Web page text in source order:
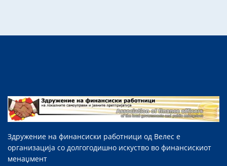
Здружение на финансиски работници од Велес е
организација со долгогодишно искуство во финансискиот
менаџмент